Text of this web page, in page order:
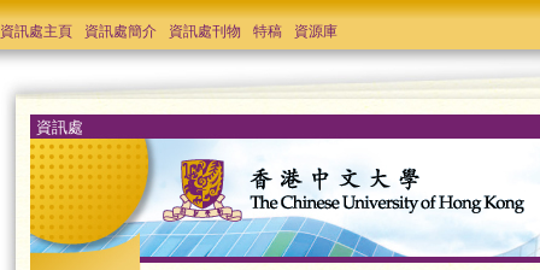
資訊處主頁 資訊處簡介 資訊處刊物 特稿 資源庫
資訊處